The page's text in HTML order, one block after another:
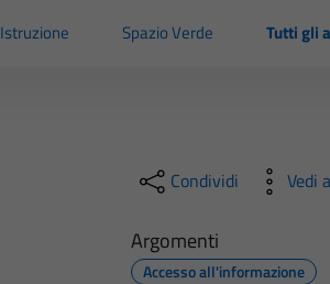
Istruzione Spazio Verde Tutti gli
Condividi Vedi
Argomenti
Accesso all'informazione